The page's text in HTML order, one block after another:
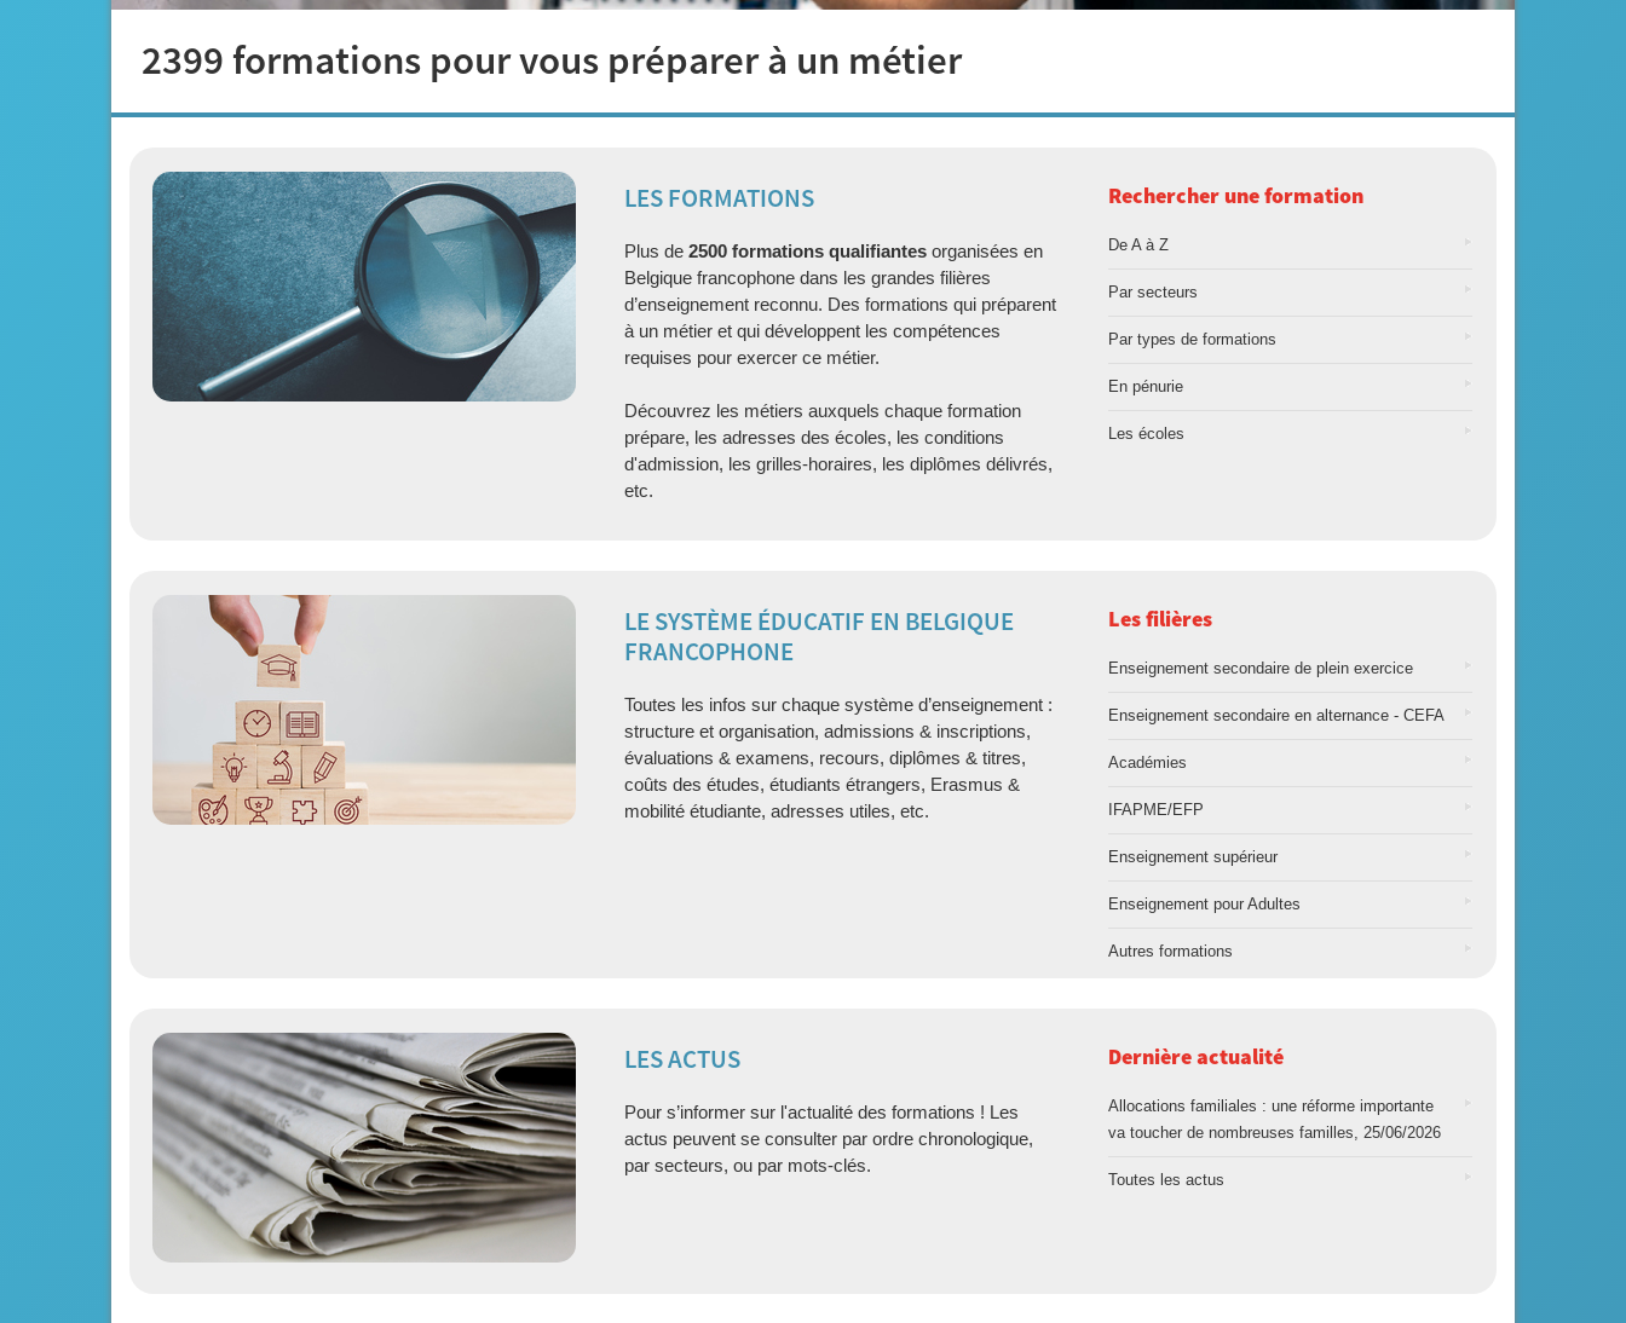
2399 formations pour vous préparer à un métier
LES FORMATIONS
Plus de 2500 formations qualifiantesorganisées en
Belgique francophone dans les grandes filières
d’enseignement reconnu. Des formations qui préparent
à un métier et qui développent les compétences
requises pour exercer ce métier.
Découvrez les métiers auxquels chaque formation
prépare, les adresses des écoles, les conditions
d'admission, les grilles-horaires, les diplômes délivrés,
etc.
Rechercher une formation
De A à Z
Par secteurs
Par types de formations
En pénurie
Les écoles
LE SYSTÈME ÉDUCATIF EN BELGIQUE
FRANCOPHONE
Toutes les infos sur chaque système d’enseignement :
structure et organisation, admissions & inscriptions,
évaluations & examens, recours, diplômes & titres,
coûts des études, étudiants étrangers, Erasmus &
mobilité étudiante, adresses utiles, etc.
Les filières
Enseignement secondaire de plein exercice
Enseignement secondaire en alternance - CEFA
Académies
IFAPME/EFP
Enseignement supérieur
Enseignement pour Adultes
Autres formations
LES ACTUS
Pour s’informer sur l'actualité des formations ! Les
actus peuvent se consulter par ordre chronologique,
par secteurs, ou par mots-clés.
Dernière actualité
Allocations familiales : une réforme importante
va toucher de nombreuses familles, 25/06/2026
Toutes les actus